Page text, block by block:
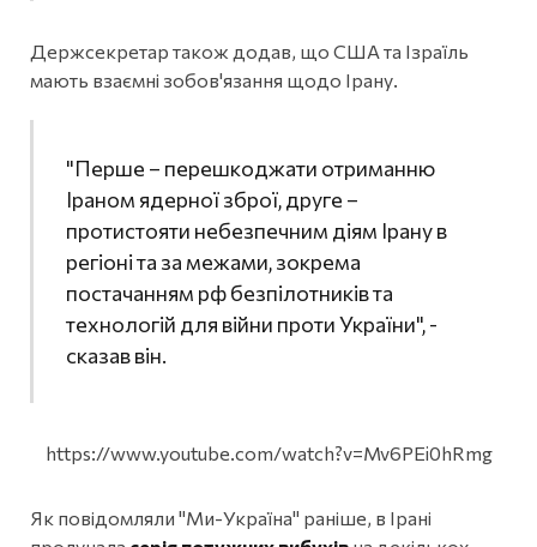
Держсекретар також додав, що США та Ізраїль
мають взаємні зобов'язання щодо Ірану.
"Перше – перешкоджати отриманню
Іраном ядерної зброї, друге –
протистояти небезпечним діям Ірану в
регіоні та за межами, зокрема
постачанням рф безпілотників та
технологій для війни проти України", -
сказав він.
https://www.youtube.com/watch?v=Mv6PEi0hRmg
Як повідомляли "Ми-Україна" раніше, в Ірані